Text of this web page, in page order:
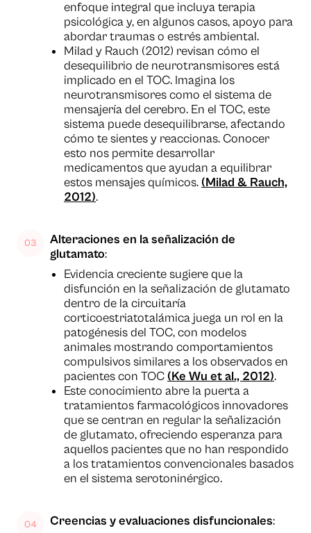
enfoque integral que incluya terapia
psicológica y, en algunos casos, apoyo para
abordar traumas o estrés ambiental.
Milad y Rauch (2012) revisan cómo el
desequilibrio de neurotransmisores está
implicado en el TOC. Imagina los
neurotransmisores como el sistema de
mensajería del cerebro. En el TOC, este
sistema puede desequilibrarse, afectando
cómo te sientes y reaccionas. Conocer
esto nos permite desarrollar
medicamentos que ayudan a equilibrar
estos mensajes químicos. (Milad & Rauch,
2012).
Alteraciones en la señalización de
glutamato:
Evidencia creciente sugiere que la
disfunción en la señalización de glutamato
dentro de la circuitaría
corticoestriatotalámica juega un rol en la
patogénesis del TOC, con modelos
animales mostrando comportamientos
compulsivos similares a los observados en
pacientes con TOC (Ke Wu et al., 2012).
Este conocimiento abre la puerta a
tratamientos farmacológicos innovadores
que se centran en regular la señalización
de glutamato, ofreciendo esperanza para
aquellos pacientes que no han respondido
a los tratamientos convencionales basados
en el sistema serotoninérgico.
Creencias y evaluaciones disfuncionales: